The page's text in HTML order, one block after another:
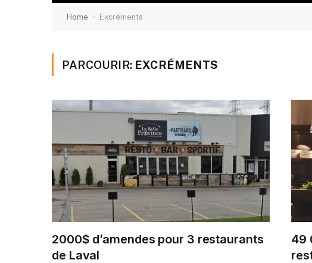
Home - Excréments
PARCOURIR: EXCRÉMENTS
2000$ d’amendes pour 3 restaurants
de Laval
49